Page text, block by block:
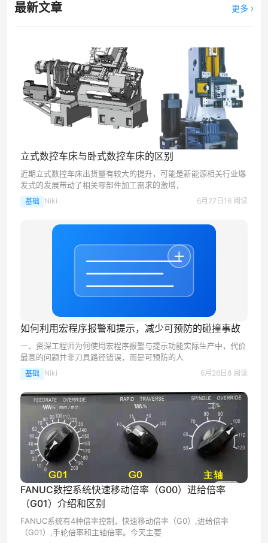
最新文章 更多 ›
立式数控车床与卧式数控车床的区别
近期立式数控车床出货量有较大的提升，可能是新能源相关行业爆
发式的发展带动了相关零部件加工需求的激增，
基础 Niki 6月27日 16 阅读
如何利用宏程序报警和提示，减少可预防的碰撞事故
一、资深工程师为何使用宏程序报警与提示功能实际生产中，代价
最高的问题并非刀具路径错误，而是可预防的人
基础 Niki 6月26日 8 阅读
FANUC数控系统快速移动倍率（G00）进给倍率
（G01）介绍和区别
FANUC系统有4种倍率控制，快速移动倍率（G0）,进给倍率
（G01）,手轮倍率和主轴倍率。今天主要